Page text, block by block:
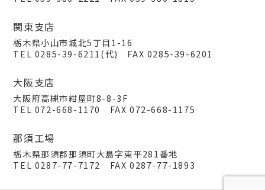
関東支店
栃木県小山市城北5丁目1-16
TEL 0285-39-6211(代) FAX 0285-39-6201
大阪支店
大阪府高槻市紺屋町8-8-3F
TEL 072-668-1170 FAX 072-668-1175
那須工場
栃木県那須郡那須町大島字東平281番地
TEL 0287-77-7172 FAX 0287-77-1893